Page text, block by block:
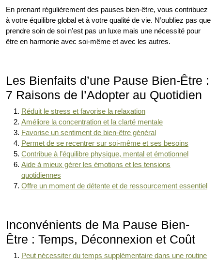
En prenant régulièrement des pauses bien-être, vous contribuez
à votre équilibre global et à votre qualité de vie. N’oubliez pas que
prendre soin de soi n’est pas un luxe mais une nécessité pour
être en harmonie avec soi-même et avec les autres.
Les Bienfaits d’une Pause Bien-Être :
7 Raisons de l’Adopter au Quotidien
Réduit le stress et favorise la relaxation
Améliore la concentration et la clarté mentale
Favorise un sentiment de bien-être général
Permet de se recentrer sur soi-même et ses besoins
Contribue à l’équilibre physique, mental et émotionnel
Aide à mieux gérer les émotions et les tensions
quotidiennes
Offre un moment de détente et de ressourcement essentiel
Inconvénients de Ma Pause Bien-
Être : Temps, Déconnexion et Coût
Peut nécessiter du temps supplémentaire dans une routine